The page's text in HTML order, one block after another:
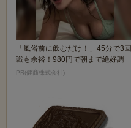
「風俗前に飲むだけ！」45分で3回
戦も余裕！980円で朝まで絶好調
PR(健商株式会社)